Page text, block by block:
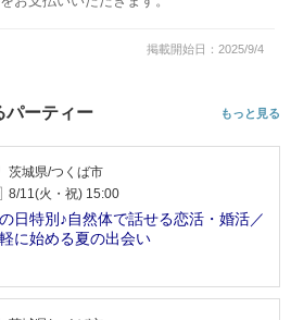
掲載開始日：2025/9/4
パーティー もっと見る
茨城県/つくば市
8/11(火・祝) 15:00
日特別♪自然体で話せる恋活・婚活／
に始める夏の出会い